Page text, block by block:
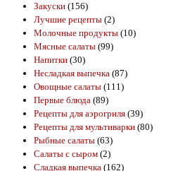
Закуски (156)
Лучшие рецепты (2)
Молочные продукты (10)
Мясные салаты (99)
Напитки (30)
Несладкая выпечка (87)
Овощные салаты (111)
Первые блюда (89)
Рецепты для аэрогриля (39)
Рецепты для мультиварки (80)
Рыбные салаты (63)
Салаты с сыром (2)
Сладкая выпечка (162)